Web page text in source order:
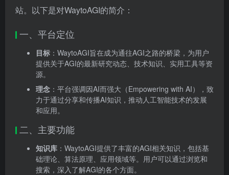
站。以下是对WaytoAGI的简介：
一、平台定位
目标 ：WaytoAGI旨在成为通往AGI之路的桥梁，为用户
提供关于AGI的最新研究动态、技术知识、实用工具等资
源。
理念 ：平台强调因AI而强大（Empowering with AI），致
力于通过分享和传播AI知识，推动人工智能技术的发展
和应用。
二、主要功能
知识库 ：WaytoAGI提供了丰富的AGI相关知识，包括基
础理论、算法原理、应用领域等。用户可以通过浏览和
搜索，深入了解AGI的各个方面。